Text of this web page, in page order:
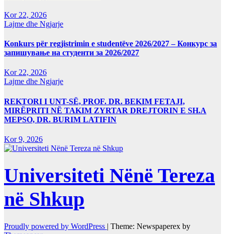
Kor 22, 2026
Lajme dhe Ngjarje
Konkurs për regjistrimin e studentëve 2026/2027 – Конкурс за
запишување на студенти за 2026/2027
Kor 22, 2026
Lajme dhe Ngjarje
REKTORI I UNT-SË, PROF. DR. BEKIM FETAJI,
MIRËPRITI NË TAKIM ZYRTAR DREJTORIN E SH.A
MEPSO, DR. BURIM LATIFIN
Kor 9, 2026
Universiteti Nënë Tereza
në Shkup
Proudly powered by WordPress | Theme: Newspaperex by